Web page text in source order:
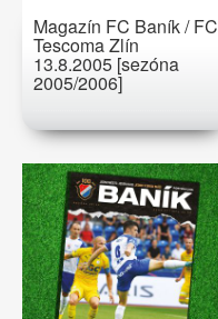
Magazín FC Baník / FC
Tescoma Zlín
13.8.2005 [sezóna
2005/2006]